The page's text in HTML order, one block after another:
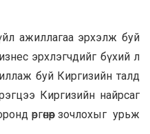
ажиллагаа эрхэлж буй
эрхлэгчдийг бүхий л
буй Киргизийн талд
Киргизийн найрсаг
өргөнөөр зочлохыг урьж